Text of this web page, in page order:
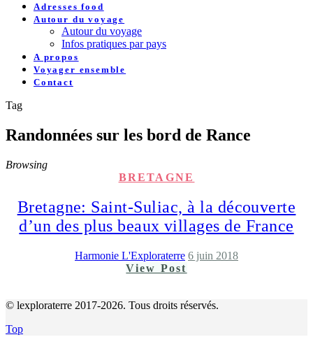
Adresses food
Autour du voyage
Autour du voyage
Infos pratiques par pays
A propos
Voyager ensemble
Contact
Tag
Randonnées sur les bord de Rance
Browsing
BRETAGNE
Bretagne: Saint-Suliac, à la découverte
d’un des plus beaux villages de France
Harmonie L'Exploraterre 6 juin 2018
View Post
© lexploraterre 2017-2026. Tous droits réservés.
Top